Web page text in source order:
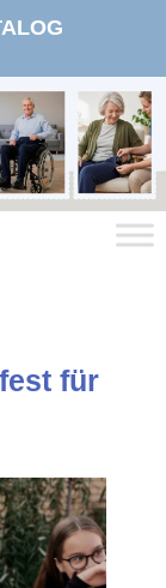
für